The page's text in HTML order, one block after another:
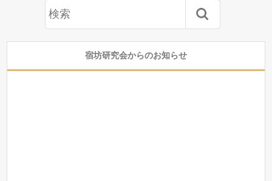
宿坊研究会からのお知らせ